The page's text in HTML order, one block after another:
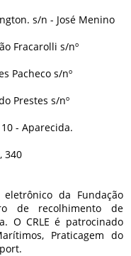
s/n - José Menino
Fracarolli s/nº
Pacheco s/nº
Prestes s/nº
- Aparecida.
340
da Fundação
de recolhimento de
O CRLE é patrocinado
Praticagem do